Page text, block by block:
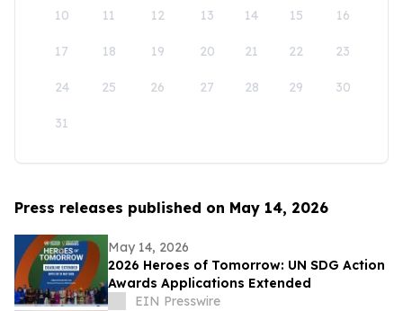
10 11 12 13 14 15 16
17 18 19 20 21 22 23
24 25 26 27 28 29 30
31
Press releases published on May 14, 2026
May 14, 2026
2026 Heroes of Tomorrow: UN SDG Action
Awards Applications Extended
EIN Presswire